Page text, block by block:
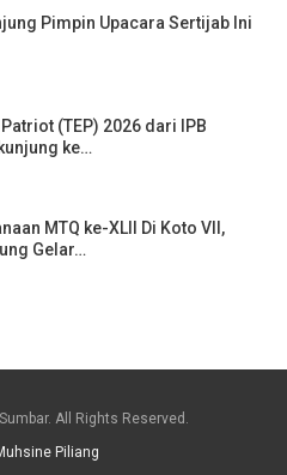
Pimpin Upacara Sertijab Ini
(TEP) 2026 dari IPB
ke…
MTQ ke-XLII Di Koto VII,
Gelar…
All Rights Reserved.
Piliang